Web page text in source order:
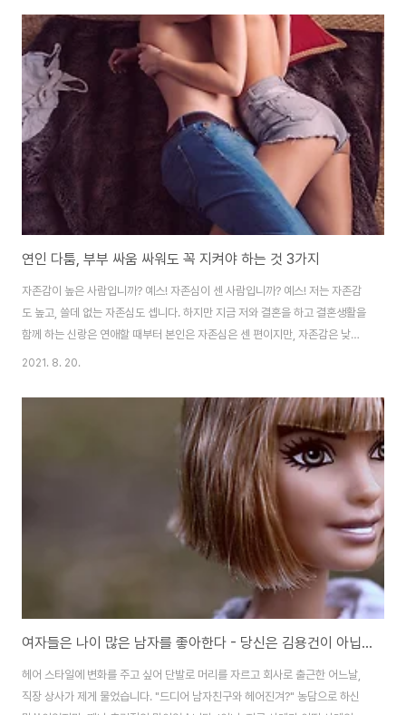
하면서 결혼의 한계성을 너무 일찍 경험해 버린거죠. 결혼을 하면 부부가 결혼
반지를 끼고 평생 함께 사는 줄로만 알았는데 그게 아님을 가장 가까운 가족을
통해 깨닫고 나면 결혼의 덧없음을 깨닫고 크게 실망하게 됩니다. 안타깝게도
부모의 이혼은 자식에게 영향을 줍니다. 가정 내 아버지의 모습을 보고 결혼에
대한 해석이 달라 집니..
연인 다툼, 부부 싸움 싸워도 꼭 지켜야 하는 것 3가지
자존감이 높은 사람입니까? 예스! 자존심이 센 사람입니까? 예스! 저는 자존감
도 높고, 쓸데 없는 자존심도 셉니다. 하지만 지금 저와 결혼을 하고 결혼생활을
함께 하는 신랑은 연애할 때부터 본인은 자존심은 센 편이지만, 자존감은 낮다
는 이야기를 많이 했었습니다. 제가 자존감이 높은 이유는 태어났을 때부터 그
환경에 버티기 위해서는 좀 더 제 자신을 아끼고 사랑해야겠다는 생각에 고의
로 노력하고 또 노력한 것 같습니다. 신랑은 분명, 자존감이 높아도 될 만큼 제
가 보기엔 꽤나 멋진 남자 입니다. 제겐 부족한 여러 면을 갖추고 있어 충분히
자존감이 높아도 될 것 같거든요. 제게 없는 명석한 머리와 유려한 말발, 외모나
2021. 8. 20.
여자들은 나이 많은 남자를 좋아한다 - 당신은 김용건이 아닙니다
헤어 스타일에 변화를 주고 싶어 단발로 머리를 자르고 회사로 출근한 어느날,
직장 상사가 제게 물었습니다. "드디어 남자친구와 헤어진겨?" 농담으로 하신